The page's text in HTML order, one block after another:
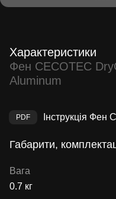
Характеристики
Фен CECOTEC
Aluminum
Габарити,
Вага
0.7 кг